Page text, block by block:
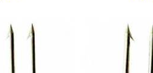
through
10,00 €